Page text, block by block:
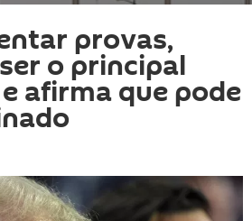
provas,
o principal
afirma que pode